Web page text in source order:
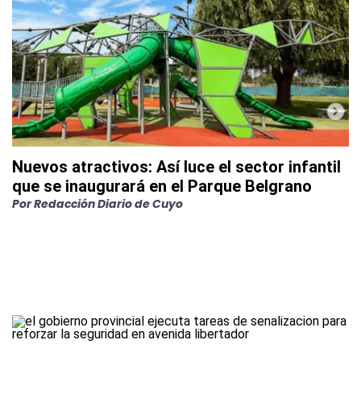
Nuevos atractivos: Así luce el sector infantil
que se inaugurará en el Parque Belgrano
PorRedacción Diario de Cuyo